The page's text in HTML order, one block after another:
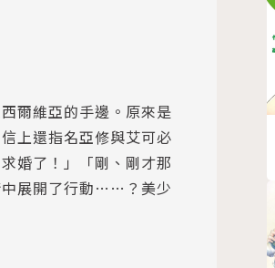
爾維亞的手邊。原來是
上還指名亞修與艾可必
婚了！」「剛、剛才那
中展開了行動……？美少